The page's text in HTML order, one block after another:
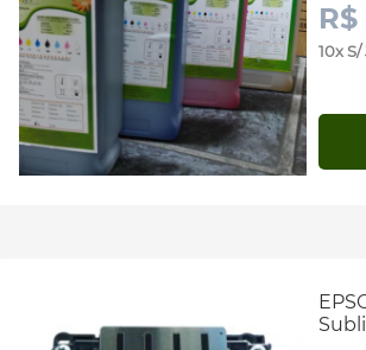
R$
10x S/